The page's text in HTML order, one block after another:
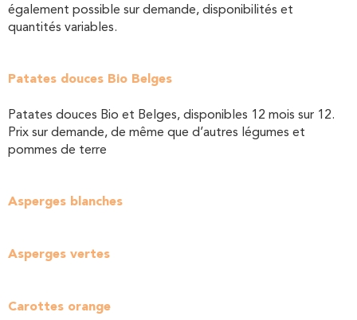
également possible sur demande, disponibilités et
quantités variables.
Patates douces Bio Belges
Patates douces Bio et Belges, disponibles 12 mois sur 12.
Prix sur demande, de même que d’autres légumes et
pommes de terre
Asperges blanches
Asperges vertes
Carottes orange